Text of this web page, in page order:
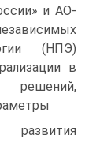
и АО-
(НПЭ)
в
решений,
развития